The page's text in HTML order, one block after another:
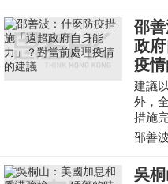
邵
政
疫
建議
外，
措施
經濟
邵善波
吳